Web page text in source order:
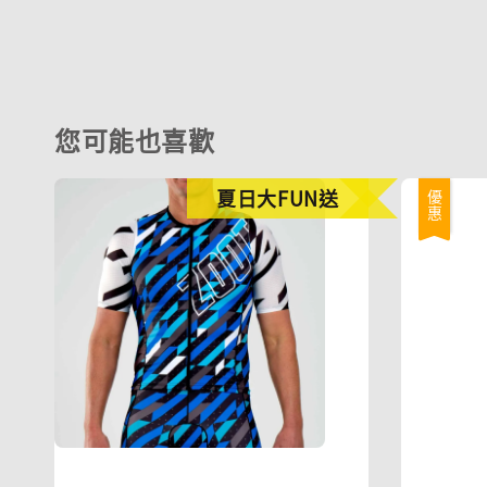
您可能也喜歡
夏日大FUN送 優惠